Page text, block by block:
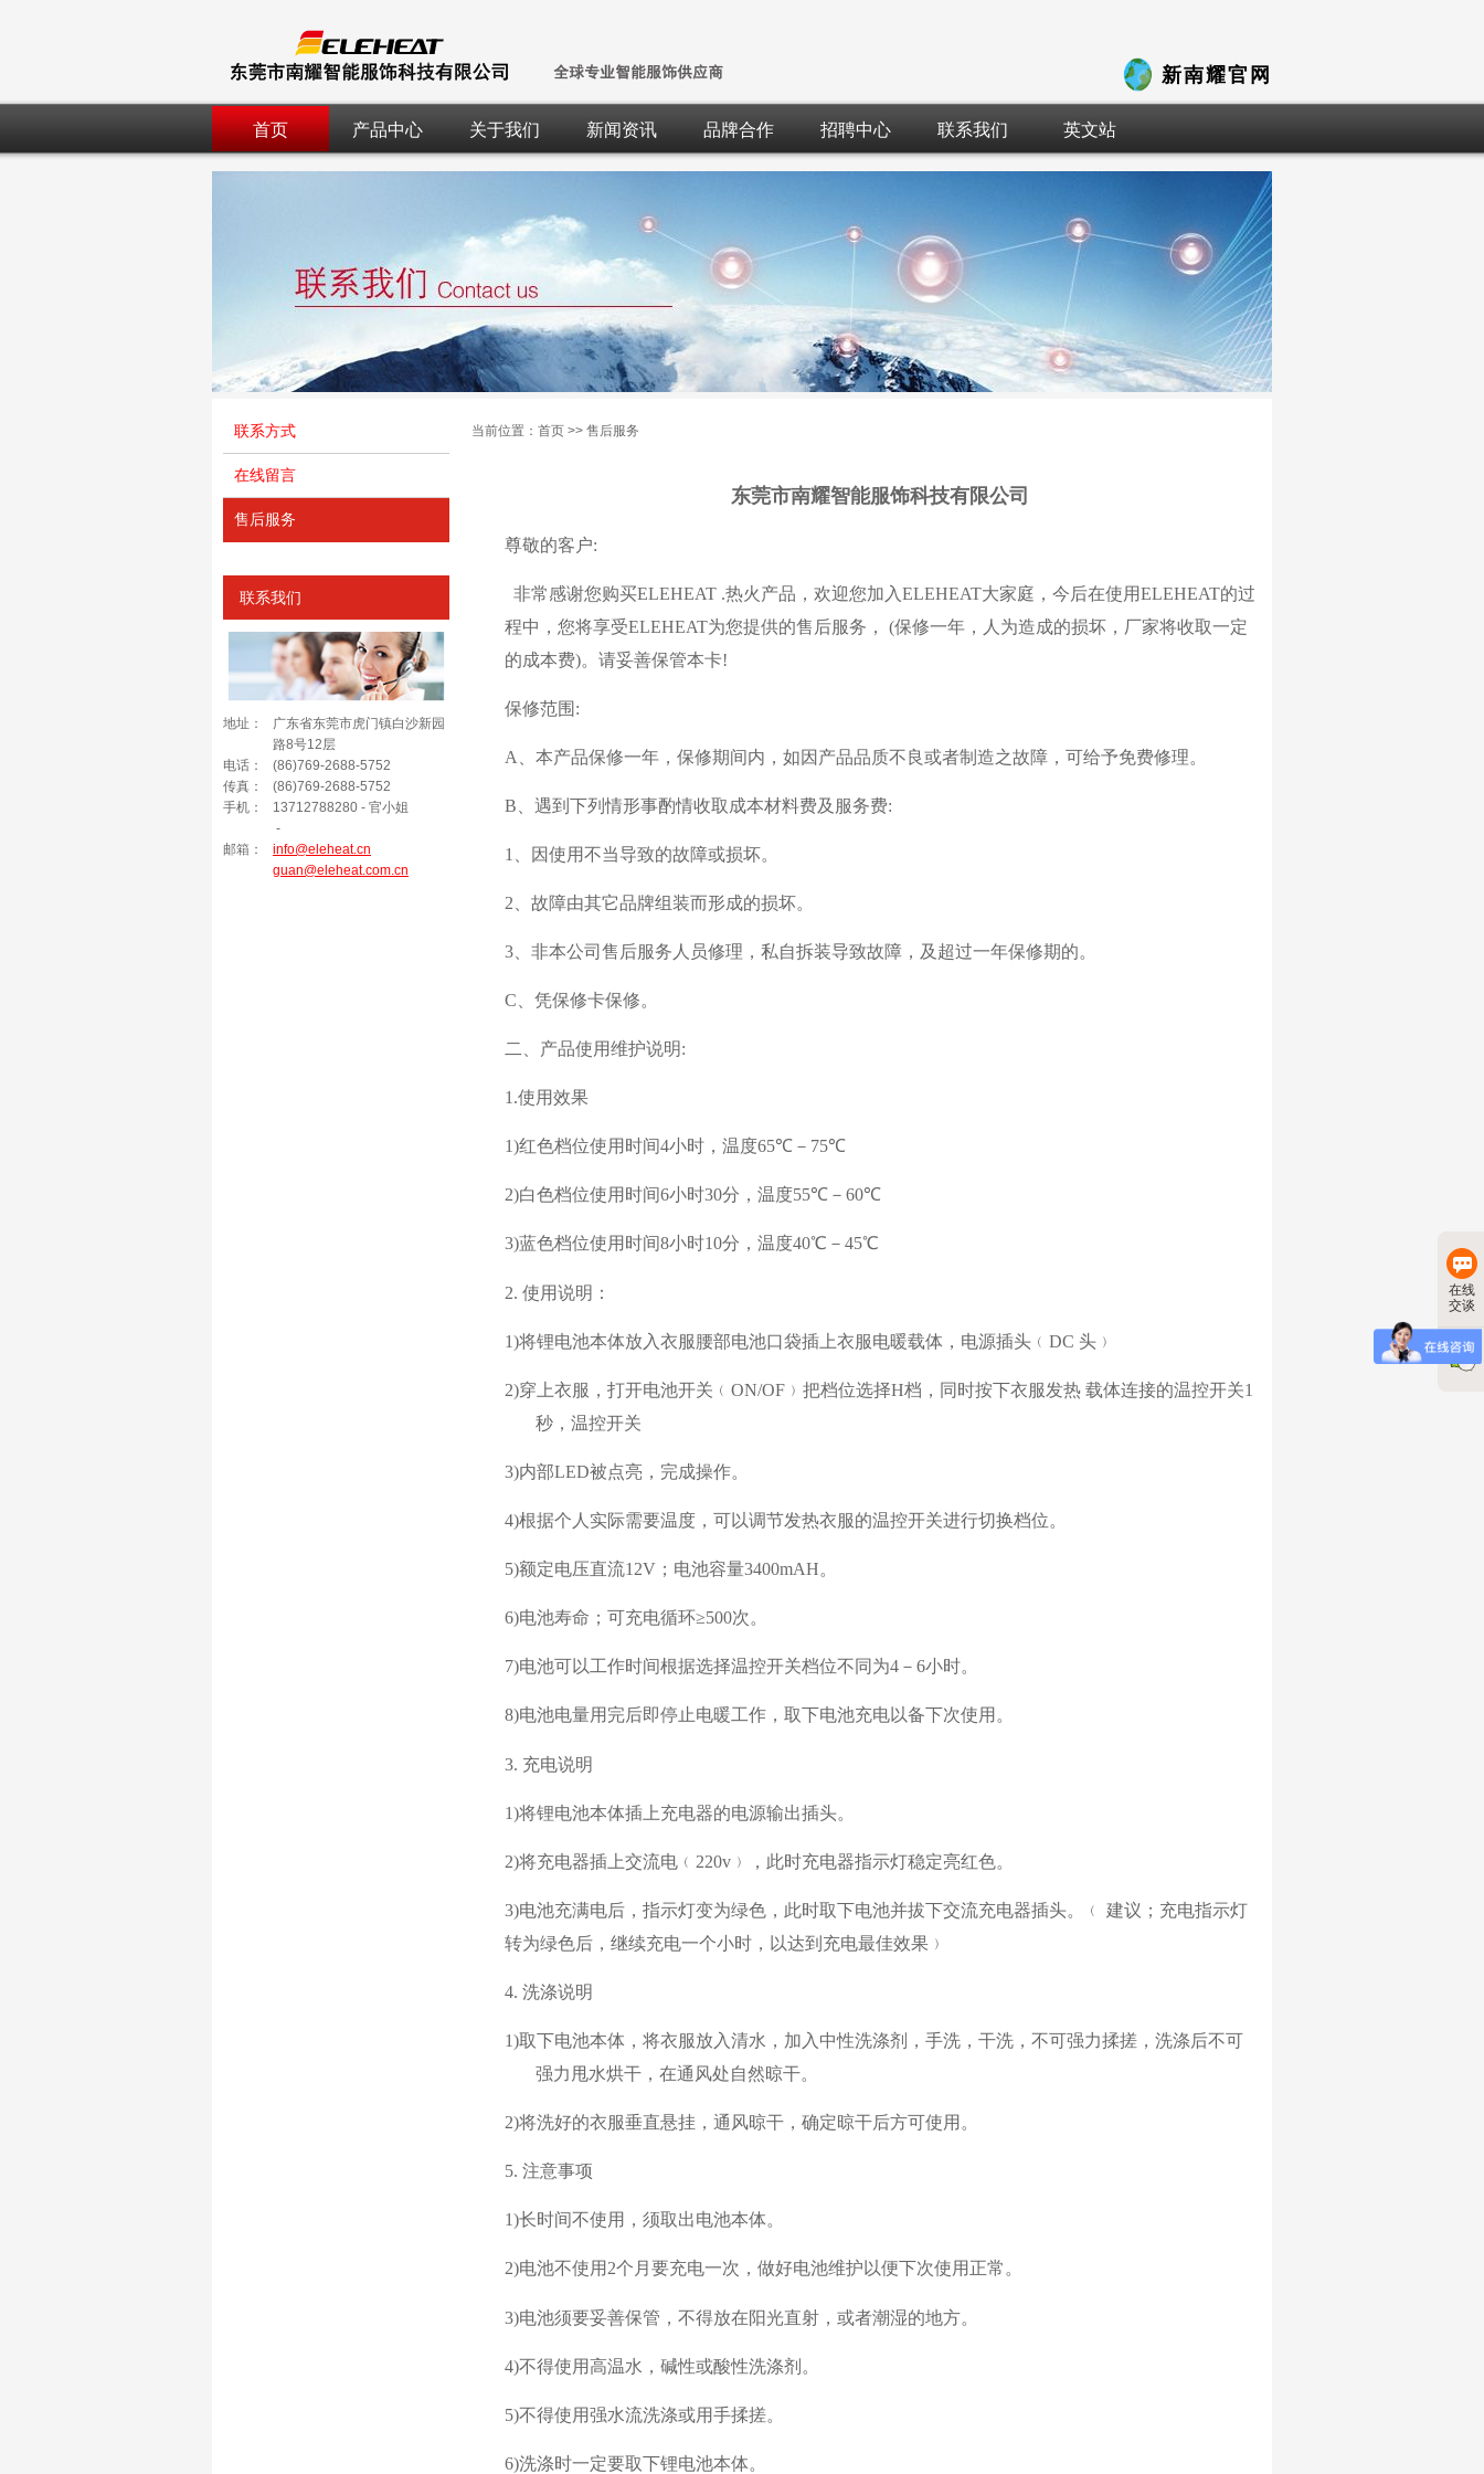
新南耀官网
首页 产品中心 关于我们 新闻资讯 品牌合作 招聘中心 联系我们 英文站
联系方式
在线留言
售后服务
联系我们
地址：
广东省东莞市虎门镇白沙新园
路8号12层
电话：
(86)769-2688-5752
传真：
(86)769-2688-5752
手机：
13712788280 - 官小姐
-
邮箱：
info@eleheat.cn
guan@eleheat.com.cn
当前位置： 首页 >> 售后服务
东莞市南耀智能服饰科技有限公司
尊敬的客户:
非常感谢您购买ELEHEAT .热火产品，欢迎您加入ELEHEAT大家庭，今后在使用ELEHEAT的过
程中，您将享受ELEHEAT为您提供的售后服务， (保修一年，人为造成的损坏，厂家将收取一定
的成本费)。请妥善保管本卡!
保修范围:
A、本产品保修一年，保修期间内，如因产品品质不良或者制造之故障，可给予免费修理。
B、遇到下列情形事酌情收取成本材料费及服务费:
1、因使用不当导致的故障或损坏。
2、故障由其它品牌组装而形成的损坏。
3、非本公司售后服务人员修理，私自拆装导致故障，及超过一年保修期的。
C、凭保修卡保修。
二、产品使用维护说明:
1.使用效果
1)红色档位使用时间4小时，温度65℃－ 75℃
2)白色档位使用时间6小时30分，温度55℃－ 60℃
3)蓝色档位使用时间8小时10分，温度40℃－ 45℃
2. 使用说明：
1)将锂电池本体放入衣服腰部电池口袋插上衣服电暖载体，电源插头﹙ DC 头﹚
2)穿上衣服，打开电池开关﹙ ON/OF ﹚把档位选择H档，同时按下衣服发热 载体连接的温控开关1
秒，温控开关
3)内部LED被点亮，完成操作。
4)根据个人实际需要温度，可以调节发热衣服的温控开关进行切换档位。
5)额定电压直流12V ；电池容量3400mAH。
6)电池寿命；可充电循环≥500次。
7)电池可以工作时间根据选择温控开关档位不同为4 － 6小时。
8)电池电量用完后即停止电暖工作，取下电池充电以备下次使用。
3. 充电说明
1)将锂电池本体插上充电器的电源输出插头。
2)将充电器插上交流电﹙ 220v ﹚，此时充电器指示灯稳定亮红色。
3)电池充满电后，指示灯变为绿色，此时取下电池并拔下交流充电器插头。﹙
建议；充电指示灯
转为绿色后，继续充电一个小时，以达到充电最佳效果﹚
4. 洗涤说明
1)取下电池本体，将衣服放入清水，加入中性洗涤剂，手洗，干洗，不可强力揉搓，洗涤后不可
强力甩水烘干，在通风处自然晾干。
2)将洗好的衣服垂直悬挂，通风晾干，确定晾干后方可使用。
5. 注意事项
1)长时间不使用，须取出电池本体。
2)电池不使用 2个月要充电一次，做好电池维护以便下次使用正常 。
3)电池须要妥善保管，不得放在阳光直射，或者潮湿的地方。
4)不得使用高温水，碱性或酸性洗涤剂。
5)不得使用强水流洗涤或用手揉搓。
6)洗涤时一定要取下锂电池本体。
在线
交谈